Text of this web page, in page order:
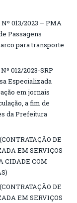
013/2023 – PMA
Passagens
para transporte
012/2023-SRP
Especializada
em jornais
a fim de
da Prefeitura
DE
EM SERVIÇOS
CIDADE COM
DE
EM SERVIÇOS